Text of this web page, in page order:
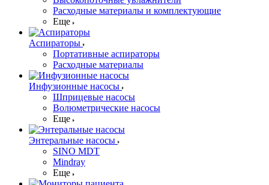
Расходные материалы и комплектующие
Еще
Аспираторы
Портативные аспираторы
Расходные материалы
Инфузионные насосы
Шприцевые насосы
Волюметрические насосы
Еще
Энтеральные насосы
SINO MDT
Mindray
Еще